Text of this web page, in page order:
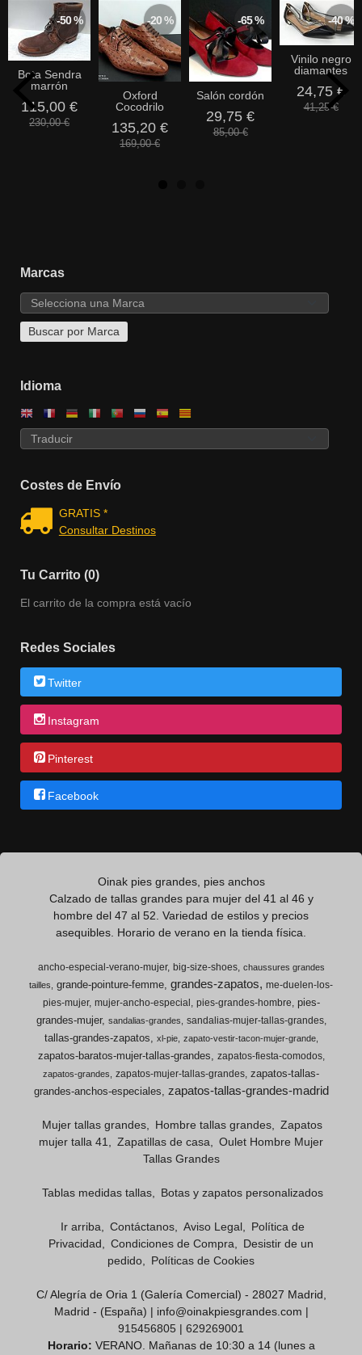
Marcas
Idioma
Costes de Envío
GRATIS *
Consultar Destinos
Tu Carrito (0)
El carrito de la compra está vacío
Redes Sociales
Twitter
Instagram
Pinterest
Facebook
-50 %
Bota Sendra
marrón
115,00 €
230,00 €
-20 %
Oxford
Cocodrilo
135,20 €
169,00 €
-65 %
Salón cordón
29,75 €
85,00 €
-40 %
Vinilo negro
diamantes
24,75 €
41,25 €
Oinak pies grandes, pies anchos
Calzado de tallas grandes para mujer del 41 al 46 y
hombre del 47 al 52. Variedad de estilos y precios
asequibles. Horario de verano en la tienda física.
ancho-especial-verano-mujer big-size-shoes
chaussures grandes
tailles
grande-pointure-femme grandes-zapatos
me-duelen-los-
pies-mujer mujer-ancho-especial pies-grandes-hombre pies-
grandes-mujer
sandalias-grandes sandalias-mujer-tallas-grandes
tallas-grandes-zapatos xl-pie zapato-vestir-tacon-mujer-grande
zapatos-baratos-mujer-tallas-grandes zapatos-fiesta-comodos
zapatos-grandes zapatos-mujer-tallas-grandes zapatos-tallas-
grandes-anchos-especiales zapatos-tallas-grandes-madrid
Mujer tallas grandes Hombre tallas grandes
Zapatos
mujer talla 41
Zapatillas de casa
Oulet Hombre Mujer
Tallas Grandes
Tablas medidas tallas Botas y zapatos personalizados
Ir arriba Contáctanos Aviso Legal
Política de
Privacidad
Condiciones de Compra
Desistir de un
pedido
Políticas de Cookies
C/ Alegría de Oria 1 (Galería Comercial) - 28027 Madrid,
Madrid - (España) | info@oinakpiesgrandes.com |
915456805 | 629269001
Horario: VERANO. Mañanas de 10:30 a 14 (lunes a